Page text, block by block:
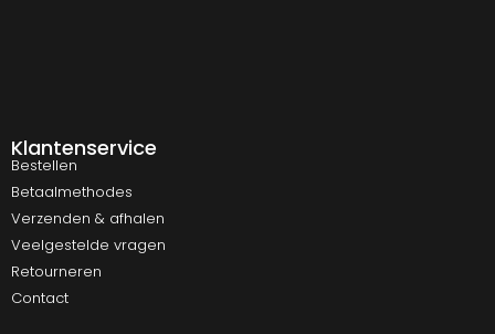
Klantenservice
Bestellen
Betaalmethodes
Verzenden & afhalen
Veelgestelde vragen
Retourneren
Contact